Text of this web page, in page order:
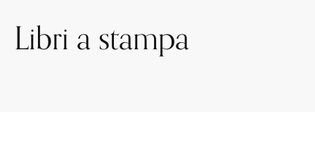
Libri a stampa